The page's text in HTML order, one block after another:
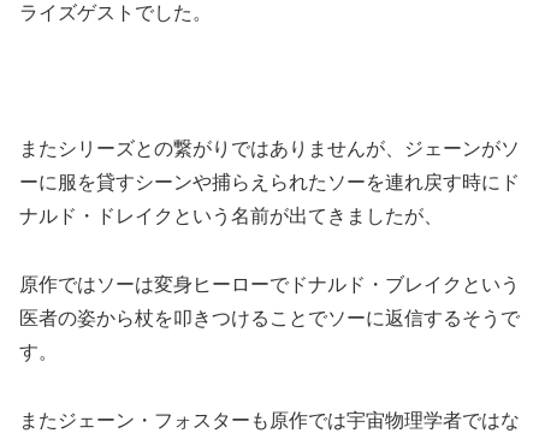
ライズゲストでした。
またシリーズとの繋がりではありませんが、ジェーンがソ
ーに服を貸すシーンや捕らえられたソーを連れ戻す時にド
ナルド・ドレイクという名前が出てきましたが、
原作ではソーは変身ヒーローでドナルド・ブレイクという
医者の姿から杖を叩きつけることでソーに返信するそうで
す。
またジェーン・フォスターも原作では宇宙物理学者ではな